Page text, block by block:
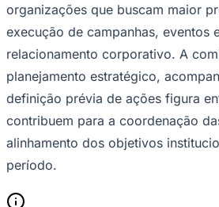
São Paulo
organizações que buscam maior
execução de campanhas, eventos
relacionamento corporativo. A
planejamento estratégico,
definição prévia de ações figura
contribuem para a coordenação
alinhamento dos objetivos
período.